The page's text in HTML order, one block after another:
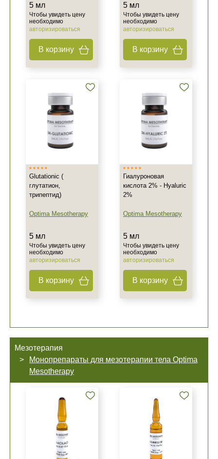
5 мл
Чтобы увидеть цену
необходимо
авторизироваться
В корзину
5 мл
Чтобы увидеть цену
необходимо
авторизироваться
В корзину
Glutationic (
глутатион,
трипептид)
Optima Mesotherapy
5 мл
Чтобы увидеть цену
необходимо
авторизироваться
В корзину
Гиалуроновая
кислота 2% - Hyaluric
2%
Optima Mesotherapy
5 мл
Чтобы увидеть цену
необходимо
авторизироваться
В корзину
Мезотерапия
Монопрепараты для мезотерапии тела Optima
Mesotherapy